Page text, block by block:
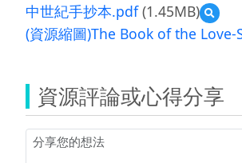
中世紀手抄本.pdf(1.45MB)
預
覽
中
手
抄
本.pdf
(資源縮圖)The Book of the
資源評論或心得分享